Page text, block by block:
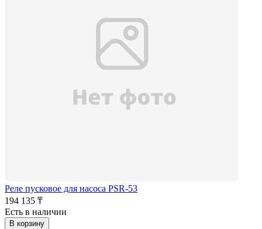
Реле пусковое для насоса PSR-53
194 135 ₸
Есть в наличии
В корзину